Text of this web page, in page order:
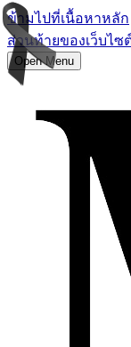
ข้ามไปที่เนื้อหาหลัก
ส่วนท้ายของเว็บไซ
Open Menu